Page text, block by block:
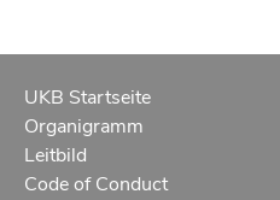
UKB Startseite
Organigramm
Leitbild
Code of Conduct